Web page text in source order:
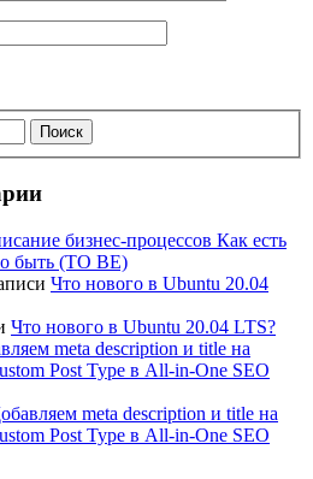
бизнес-процессов Как есть
быть (TO BE)
Что нового в Ubuntu 20.04
Что нового в Ubuntu 20.04 LTS?
meta description и title на
Post Type в All-in-One SEO
meta description и title на
Post Type в All-in-One SEO